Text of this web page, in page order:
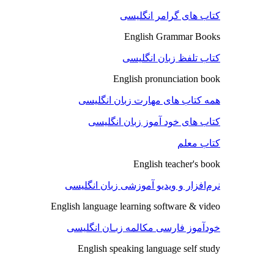
کتاب های گرامر انگلیسی
English Grammar Books
کتاب تلفظ زبان انگلیسی
English pronunciation book
همه کتاب های مهارت زبان انگلیسی
کتاب های خود آموز زبان انگلیسی
کتاب معلم
English teacher's book
نرم‌افزار و ویدیو آموزشی زبان انگلیسی
English language learning software & video
خودآموز فارسی مکالمه زبـان انگلیسی
English speaking language self study